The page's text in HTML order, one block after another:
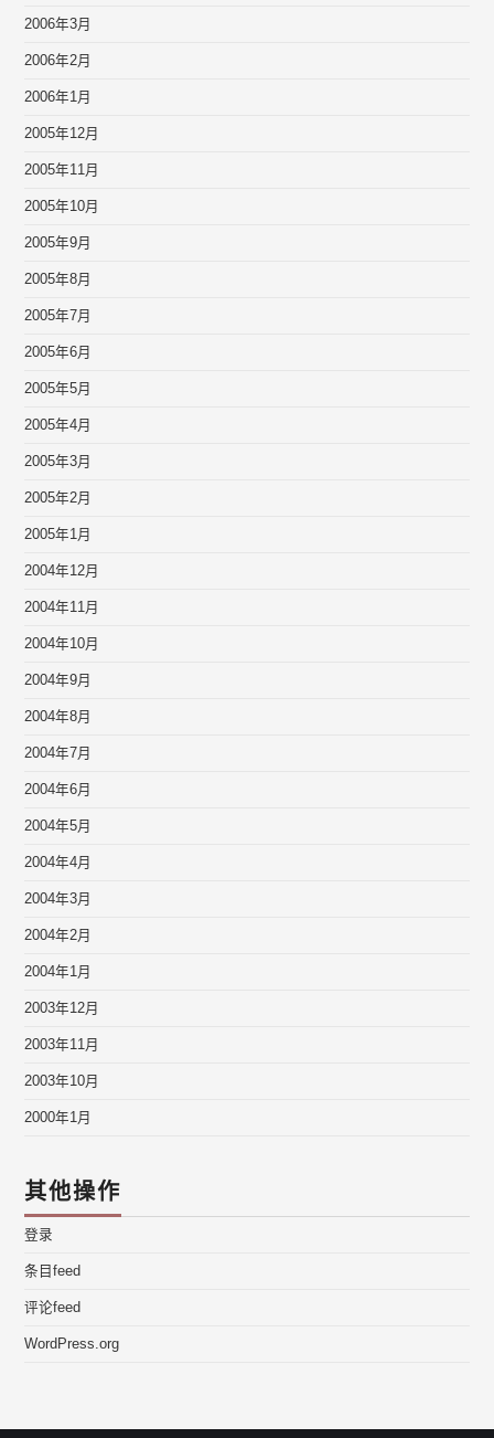
2006年3月
2006年2月
2006年1月
2005年12月
2005年11月
2005年10月
2005年9月
2005年8月
2005年7月
2005年6月
2005年5月
2005年4月
2005年3月
2005年2月
2005年1月
2004年12月
2004年11月
2004年10月
2004年9月
2004年8月
2004年7月
2004年6月
2004年5月
2004年4月
2004年3月
2004年2月
2004年1月
2003年12月
2003年11月
2003年10月
2000年1月
其他操作
登录
条目feed
评论feed
WordPress.org